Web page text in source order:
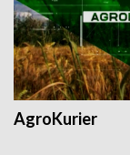
AgroKurier